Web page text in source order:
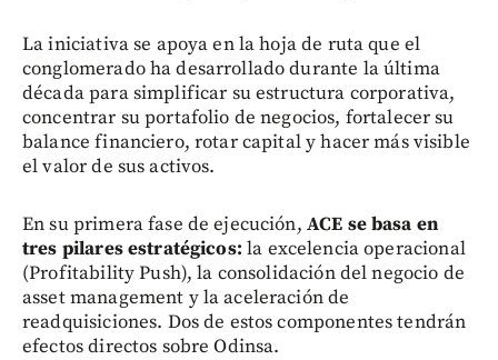
La iniciativa se apoya en la hoja de ruta que el
conglomerado ha desarrollado durante la última
década para simplificar su estructura corporativa,
concentrar su portafolio de negocios, fortalecer su
balance financiero, rotar capital y hacer más visible
el valor de sus activos.
En su primera fase de ejecución, ACE se basa en
tres pilares estratégicos: la excelencia operacional
(Profitability Push), la consolidación del negocio de
asset management y la aceleración de
readquisiciones. Dos de estos componentes tendrán
efectos directos sobre Odinsa.